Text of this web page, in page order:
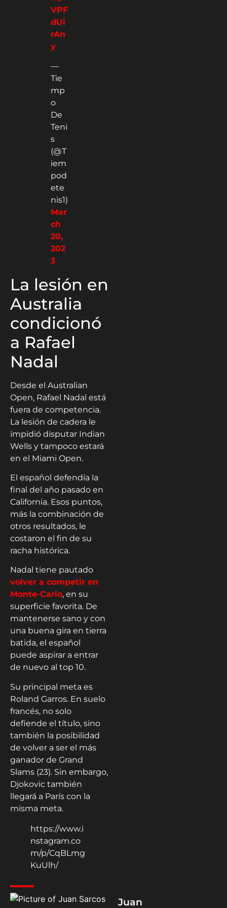
VPF
dUi
rAn
y
—
Tie
mp
o
De
Teni
s
(@T
iem
pod
ete
nis1)
Mar
ch
20,
202
3
La lesión en
Australia
condicionó
a Rafael
Nadal
Desde el Australian
Open, Rafael Nadal está
fuera de competencia.
La lesión de cadera le
impidió disputar Indian
Wells y tampoco estará
en el Miami Open.
El español defendía la
final del año pasado en
California. Esos puntos,
más la combinación de
otros resultados, le
costaron el fin de su
racha histórica.
Nadal tiene pautado
volver a competir en
Monte-Carlo, en su
superficie favorita. De
mantenerse sano y con
una buena gira en tierra
batida, el español
puede aspirar a entrar
de nuevo al top 10.
Su principal meta es
Roland Garros. En suelo
francés, no solo
defiende el título, sino
también la posibilidad
de volver a ser el más
ganador de Grand
Slams (23). Sin embargo,
Djokovic también
llegará a París con la
misma meta.
https://www.i
nstagram.co
m/p/CqBLmg
KuUlh/
Juan